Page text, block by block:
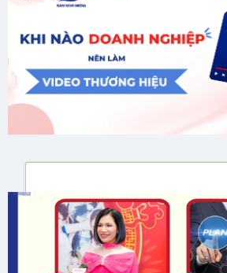
cho bạn trong việc hoàn thiện
trong chiến lược phát triển kinh
trong tương lai.
GỬI ĐÁNH GIÁ CỦA